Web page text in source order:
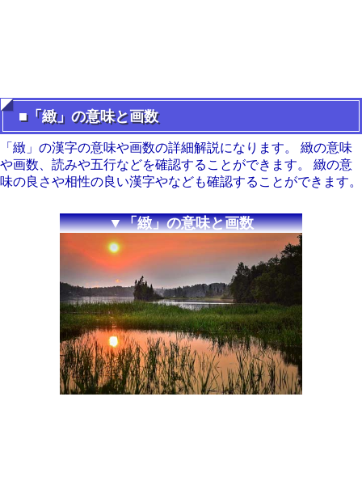
■「緻」の意味と画数
「緻」の漢字の意味や画数の詳細解説になります。 緻の意味
や画数、読みや五行などを確認することができます。 緻の意
味の良さや相性の良い漢字やなども確認することができます。
▼「緻」の意味と画数